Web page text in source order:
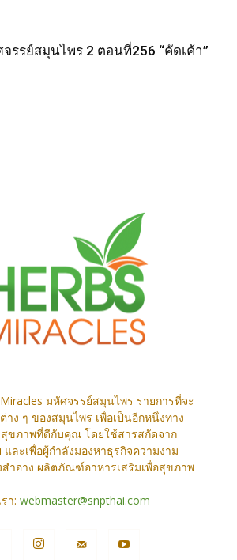
รรย์สมุนไพร 2 ตอนที่256 “คัดเค้า”
มหัศจรรย์สมุนไพร รายการที่จะ
ง ๆ ของสมุนไพร เพื่อเป็นอีกหนึ่งทาง
สุขภาพที่ดีกับคุณ โดยใช้สารสกัดจาก
ละเพื่อผู้กำลังมองหาธุรกิจความงาม
ำอาง ผลิตภัณฑ์อาหารเสริมเพื่อสุขภาพ
า: webmaster@snpthai.com